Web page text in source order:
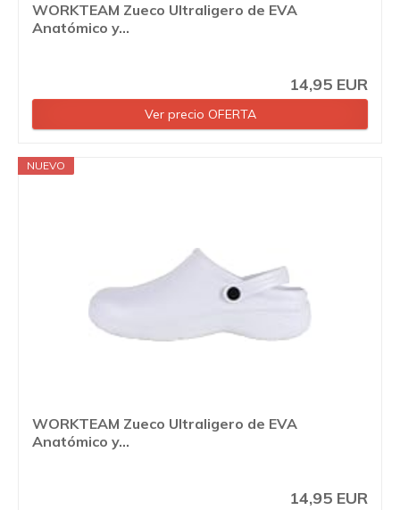
WORKTEAM Zueco Ultraligero de EVA
Anatómico y...
14,95 EUR
Ver precio OFERTA
NUEVO
WORKTEAM Zueco Ultraligero de EVA
Anatómico y...
14,95 EUR